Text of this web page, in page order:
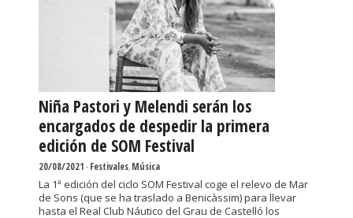
Niña Pastori y Melendi serán los
encargados de despedir la primera
edición de SOM Festival
20/08/2021-Festivales,Música
La 1ª edición del ciclo SOM Festival coge el relevo de Mar
de Sons (que se ha traslado a Benicàssim) para llevar
hasta el Real Club Náutico del Grau de Castelló los